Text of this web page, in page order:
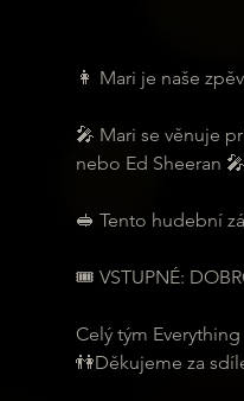
👩 Mari je naše
🎤 Mari se věnuje
nebo Ed Sheeran 🎤
🥪 Tento hudební
🎟 VSTUPNÉ:
Celý tým Everything
👫Děkujeme za